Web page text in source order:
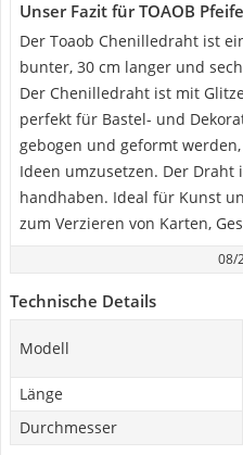
Unser Fazit für TOAOB
Der Toaob Chenilledraht ist
bunter, 30 cm langer und
Der Chenilledraht ist mit
perfekt für Bastel- und
gebogen und geformt
Ideen umzusetzen. Der
handhaben. Ideal für Kunst
zum Verzieren von Karten,
08/
Technische Details
Modell
Länge
Durchmesser